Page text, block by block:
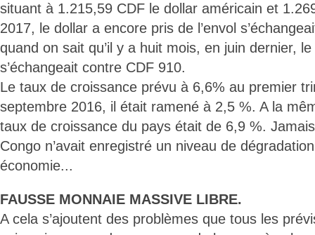
situant à 1.215,59 CDF le dollar américain et
2017, le dollar a encore pris de l’envol
quand on sait qu’il y a huit mois, en juin dernier,
s’échangeait contre CDF 910.
Le taux de croissance prévu à 6,6% au premier
septembre 2016, il était ramené à 2,5 %. A la
taux de croissance du pays était de 6,9 %.
Congo n’avait enregistré un niveau de
économie...
FAUSSE MONNAIE MASSIVE LIBRE.
A cela s’ajoutent des problèmes que tous les